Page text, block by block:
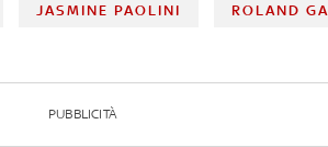
JASMINE PAOLINI ROLAND
PUBBLICITÀ